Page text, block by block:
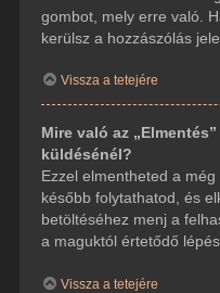
gombot, mely erre való.
kerülsz a hozzászólás
Vissza a tetejére
Mire való az
küldésénél?
Ezzel elmentheted a
később folytathatod, és
betöltéséhez menj a
a maguktól értetődő
Vissza a tetejére